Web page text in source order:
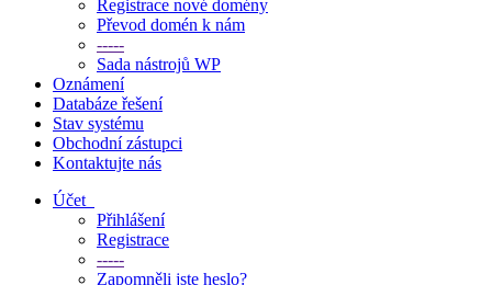
Registrace nové domény
Převod domén k nám
-----
Sada nástrojů WP
Oznámení
Databáze řešení
Stav systému
Obchodní zástupci
Kontaktujte nás
Účet
Přihlášení
Registrace
-----
Zapomněli jste heslo?